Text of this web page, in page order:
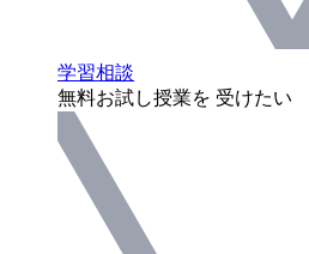
学習相談
無料お試し授業を 受けたい